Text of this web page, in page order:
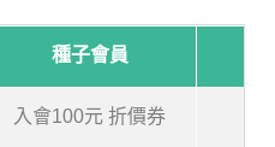
種子會員
入會100元 折價券